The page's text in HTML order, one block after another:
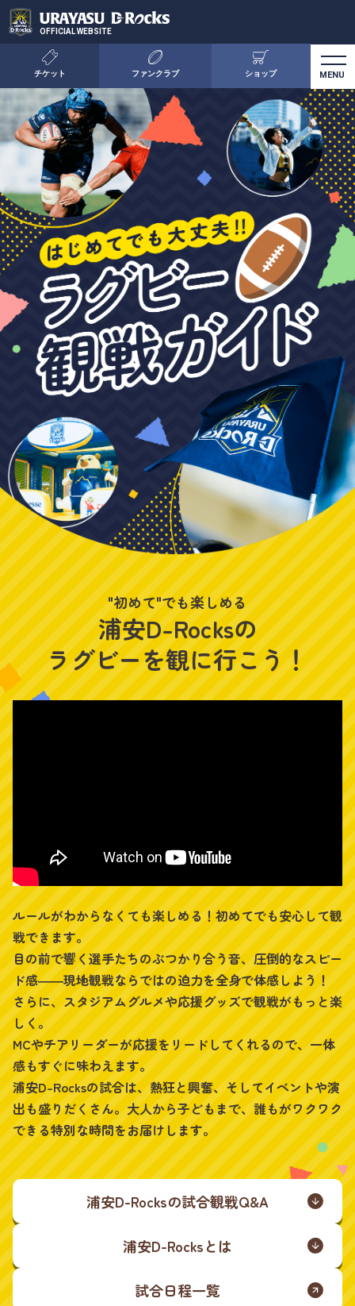
OFFICIAL WEBSITE
チケット ファンクラブ ショップ
"初めて"でも楽しめる
浦安D-Rocksの
ラグビーを観に行こう！
ルールがわからなくても楽しめる！初めてでも安心して観
戦できます。
目の前で響く選手たちのぶつかり合う音、圧倒的なスピー
ド感――現地観戦ならではの迫力を全身で体感しよう！
さらに、スタジアムグルメや応援グッズで観戦がもっと楽
しく。
MCやチアリーダーが応援をリードしてくれるので、一体
感もすぐに味わえます。
浦安D-Rocksの試合は、熱狂と興奮、そしてイベントや演
出も盛りだくさん。大人から子どもまで、誰もがワクワク
できる特別な時間をお届けします。
浦安D-Rocksの試合観戦Q&A
浦安D-Rocksとは
試合日程一覧